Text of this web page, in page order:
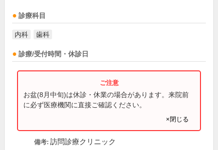
診療科目
内科 歯科
診療/受付時間・休診日
お盆(8月中旬)は休診・休業の場合があります。来院前
に必ず医療機関に直接ご確認ください。
×閉じる
備考: 訪問診療クリニック